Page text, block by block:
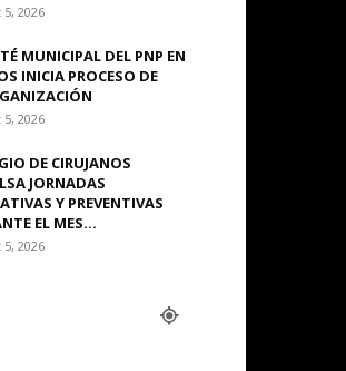
2026
MUNICIPAL DEL PNP EN
INICIA PROCESO DE
2026
DE CIRUJANOS
JORNADAS
Y PREVENTIVAS
EL MES...
2026